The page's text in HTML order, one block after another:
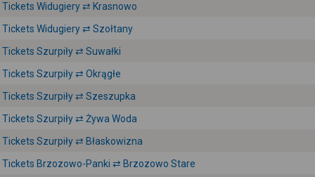
Tickets Widugiery ⇄ Krasnowo
Tickets Widugiery ⇄ Szołtany
Tickets Szurpiły ⇄ Suwałki
Tickets Szurpiły ⇄ Okrągłe
Tickets Szurpiły ⇄ Szeszupka
Tickets Szurpiły ⇄ Żywa Woda
Tickets Szurpiły ⇄ Błaskowizna
Tickets Brzozowo-Panki ⇄ Brzozowo Stare